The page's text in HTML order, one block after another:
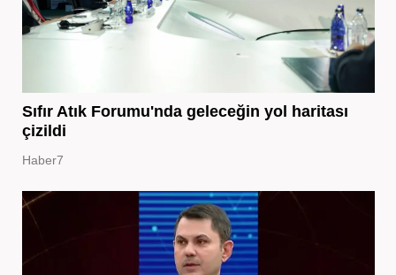
Sıfır Atık Forumu'nda geleceğin yol haritası
çizildi
Haber7